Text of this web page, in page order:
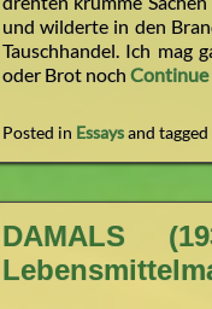
und wilderte in den
Tauschhandel. Ich mag
oder Brot noch Continue
Posted in Essaysand tagged
DAMALS